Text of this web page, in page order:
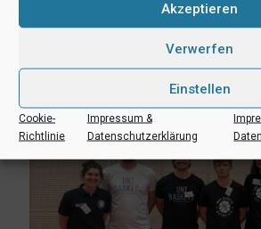
Akzeptieren
Verwerfen
Einstellen
Cookie-
Richtlinie
Impressum &
Datenschutzerklärung